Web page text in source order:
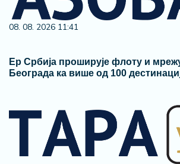
08. 08. 2026 11:41
Ер Србија проширује флоту и
Београда ка више од 100